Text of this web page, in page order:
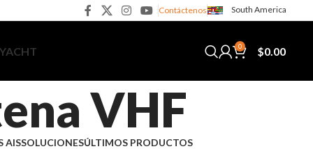
Contáctenos South America
0 $0.00
VHF
AISSOLUCIONESÚLTIMOS PRODUCTOS